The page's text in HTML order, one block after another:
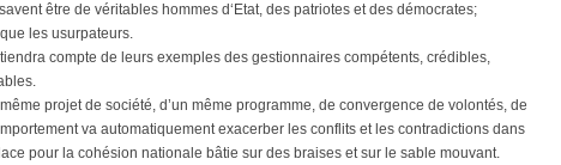
être de véritables hommes d‘Etat, des patriotes et des démocrates;
les usurpateurs.
compte de leurs exemples des gestionnaires compétents, crédibles,
projet de société, d’un même programme, de convergence de volontés, de
va automatiquement exacerber les conflits et les contradictions dans
pour la cohésion nationale bâtie sur des braises et sur le sable mouvant.